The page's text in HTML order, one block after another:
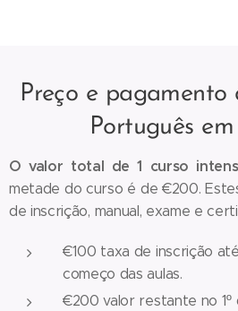
Preço e pagamento
Português
O valor total de 1 curso
metade do curso é de €200.
de inscrição, manual, exame e
€100 taxa de inscrição
começo das aulas.
€200 valor restante no 1º